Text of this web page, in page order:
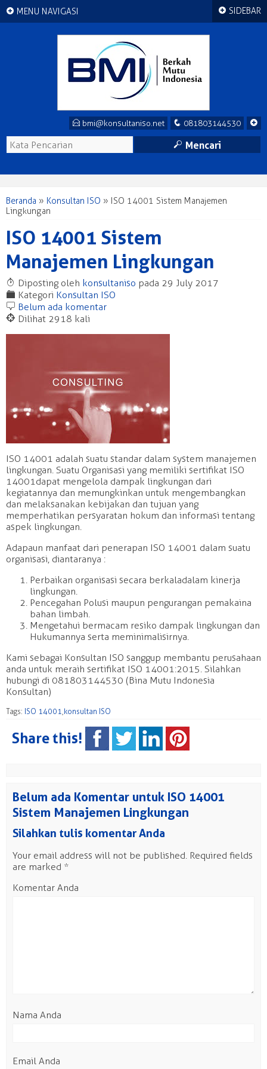
+ MENU NAVIGASI
+
q 081803144530
E bmi@konsultaniso.net
M Mencari
Beranda » Konsultan ISO » ISO 14001 Sistem Manajemen
Lingkungan
ISO 14001 Sistem
Manajemen Lingkungan
T Diposting oleh konsultaniso pada 29 July 2017
F Kategori Konsultan ISO
b Belum ada komentar
@ Dilihat 2918 kali
ISO 14001 adalah suatu standar dalam system manajemen
lingkungan. Suatu Organisasi yang memiliki sertifikat ISO
14001 dapat mengelola dampak lingkungan dari
kegiatannya dan memungkinkan untuk mengembangkan
dan melaksanakan kebijakan dan tujuan yang
memperhatikan persyaratan hokum dan informasi tentang
aspek lingkungan.
Adapaun manfaat dari penerapan ISO 14001 dalam suatu
organisasi, diantaranya :
Perbaikan organisasi secara berkala dalam kinerja
lingkungan.
Pencegahan Polusi maupun pengurangan pemakaina
bahan limbah.
Mengetahui bermacam resiko dampak lingkungan dan
Hukumannya serta meminimalisirnya.
Kami sebagai Konsultan ISO sanggup membantu perusahaan
anda untuk meraih sertifikat ISO 14001:2015. Silahkan
hubungi di 081803144530 (Bina Mutu Indonesia
Konsultan)
Tags: ISO 14001,konsultan ISO
Share this!
Belum ada Komentar untuk ISO 14001
Sistem Manajemen Lingkungan
Silahkan tulis komentar Anda
Your email address will not be published. Required fields
are marked *
Komentar Anda
Nama Anda
Email Anda
+ SIDEBAR